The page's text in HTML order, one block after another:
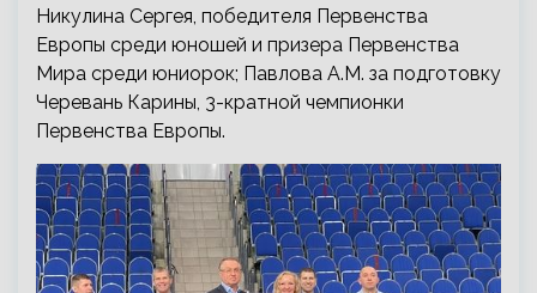
Никулина Сергея, победителя Первенства
Европы среди юношей и призера Первенства
Мира среди юниорок; Павлова А.М. за подготовку
Черевань Карины, 3-кратной чемпионки
Первенства Европы.